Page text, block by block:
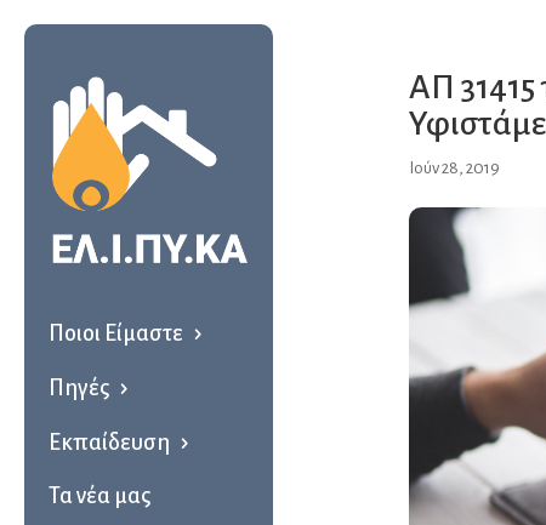
Ποιοι Είμαστε
Πηγές
Εκπαίδευση
Τα νέα μας
ΑΠ 31415
Ιούν 28, 2019